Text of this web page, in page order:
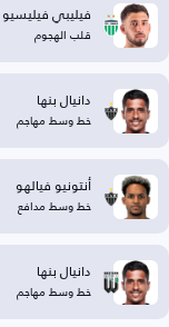
فيليبي فيليسيو
قلب الهجوم
دانيال بنها
خط وسط مهاجم
أنتونيو فيالهو
خط وسط مدافع
دانيال بنها
خط وسط مهاجم